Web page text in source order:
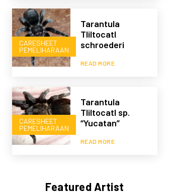
CARESHEET
PEMELIHARAAN
Tarantula
Tliltocatl
schroederi
READ MORE
CARESHEET
PEMELIHARAAN
Tarantula
Tliltocatl sp.
“Yucatan”
READ MORE
Featured Artist